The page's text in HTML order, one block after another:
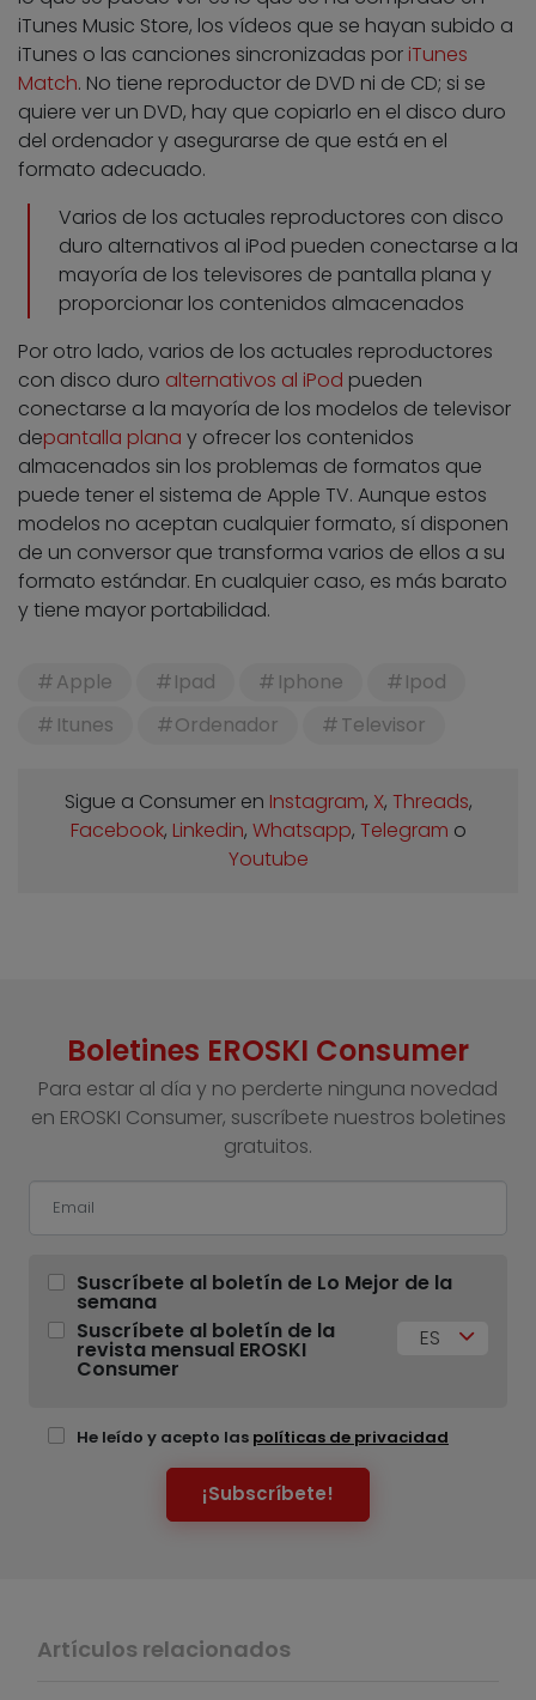
iTunes Music Store, los vídeos que se hayan subido a
iTunes o las canciones sincronizadas por iTunes
Match. No tiene reproductor de DVD ni de CD; si se
quiere ver un DVD, hay que copiarlo en el disco duro
del ordenador y asegurarse de que está en el
formato adecuado.
Varios de los actuales reproductores con disco
duro alternativos al iPod pueden conectarse a la
mayoría de los televisores de pantalla plana y
proporcionar los contenidos almacenados
Por otro lado, varios de los actuales reproductores
con disco duro alternativos al iPod pueden
conectarse a la mayoría de los modelos de televisor
depantalla plana y ofrecer los contenidos
almacenados sin los problemas de formatos que
puede tener el sistema de Apple TV. Aunque estos
modelos no aceptan cualquier formato, sí disponen
de un conversor que transforma varios de ellos a su
formato estándar. En cualquier caso, es más barato
y tiene mayor portabilidad.
Apple Ipad Iphone
Ipod
Itunes
Ordenador Televisor
Sigue a Consumer en Instagram, X, Threads,
Facebook, Linkedin, Whatsapp, Telegram o
Youtube
Boletines EROSKI Consumer
Para estar al día y no perderte ninguna novedad
en EROSKI Consumer, suscríbete nuestros boletines
gratuitos.
Suscríbete al boletín de Lo Mejor de la
semana
Suscríbete al boletín de la
revista mensual EROSKI
Consumer
ES
He leído y acepto las políticas de privacidad
¡Subscríbete!
Artículos relacionados